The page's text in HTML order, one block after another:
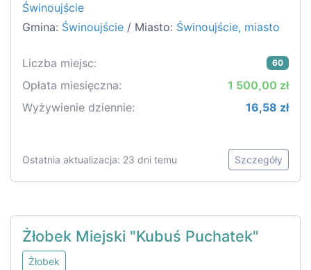
Świnoujście
Gmina: Świnoujście / Miasto: Świnoujście, miasto
Liczba miejsc: 60
Opłata miesięczna:
1 500,00 zł
Wyżywienie dziennie:
16,58 zł
Ostatnia aktualizacja: 23 dni temu Szczegóły
Żłobek Miejski "Kubuś Puchatek"
Żłobek